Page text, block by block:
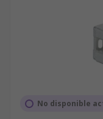
No disponible